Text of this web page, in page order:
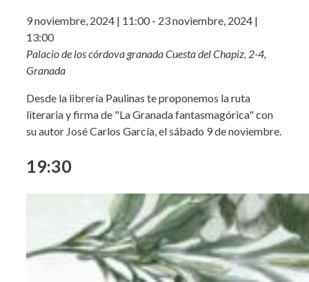
9 noviembre, 2024 | 11:00- 23 noviembre, 2024 |
13:00
Palacio de los córdova granadaCuesta del Chapiz, 2-4,
Granada
Desde la librería Paulinas te proponemos la ruta
literaria y firma de "La Granada fantasmagórica" con
su autor José Carlos García, el sábado 9 de noviembre.
19:30